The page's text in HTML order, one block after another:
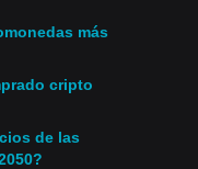
más
cripto
de las